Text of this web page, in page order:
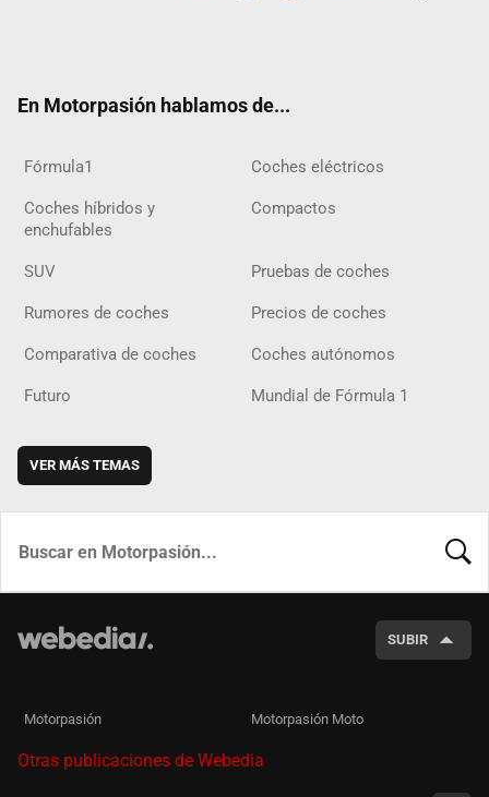
En Motorpasión hablamos de...
Fórmula1 Coches eléctricos
Coches híbridos y
enchufables
Compactos
SUV Pruebas de coches
Rumores de coches Precios de coches
Comparativa de coches Coches autónomos
Futuro Mundial de Fórmula 1
VER MÁS TEMAS
SUBIR
Motorpasión Motorpasión Moto
Otras publicaciones de Webedia